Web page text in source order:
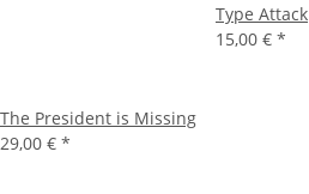
The President is Missing
29,00 € *
Type Attack
15,00 € *